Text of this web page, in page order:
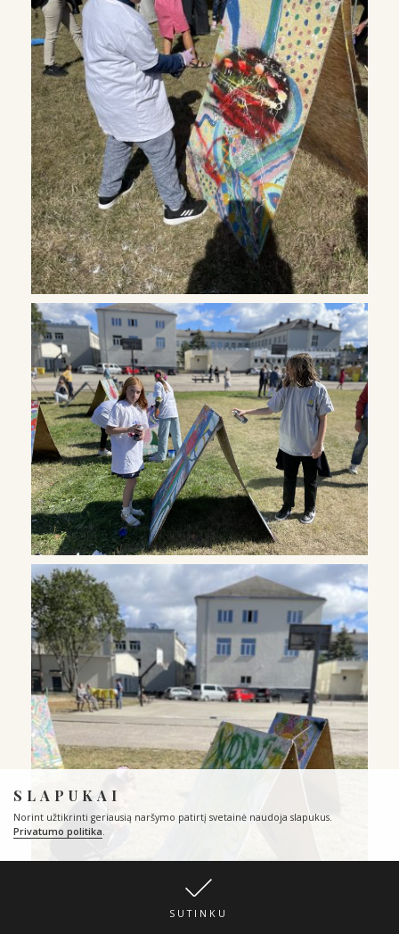
SLAPUKAI
Norint užtikrinti geriausią naršymo patirtį svetainė naudoja slapukus.
Privatumo politika.
SUTINKU